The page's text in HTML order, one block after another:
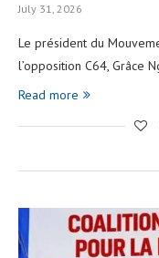
July 31, 2026
Le président du
l’opposition C64, Grâce
Read more